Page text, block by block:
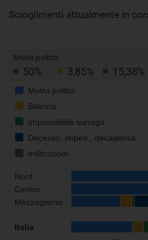
Scioglimenti attualmente in